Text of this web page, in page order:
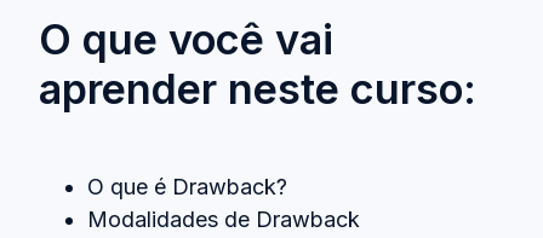
O que você vai
aprender neste curso:
O que é Drawback?
Modalidades de Drawback